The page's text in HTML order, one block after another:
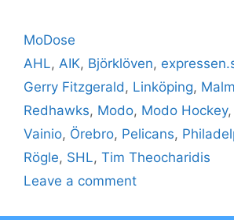
Categories
MoDose
Tags
AHL, AIK, Björklöven,
Gerry Fitzgerald, Linköping,
Redhawks, Modo, Modo Hockey,
Vainio, Örebro, Pelicans,
Rögle, SHL, Tim Theocharidis
Leave a comment